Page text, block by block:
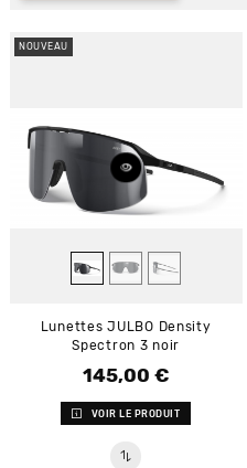
NOUVEAU
Lunettes JULBO Density
Spectron 3 noir
Prix
145,00 €
VOIR LE PRODUIT